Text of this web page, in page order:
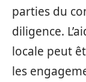
parties du
diligence.
locale peut
les